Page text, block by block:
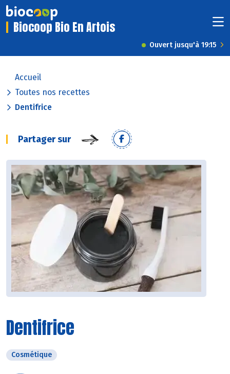
Biocoop Bio En Artois
Ouvert jusqu'à 19:15
Accueil
Toutes nos recettes
Dentifrice
Partager sur
Dentifrice
Cosmétique